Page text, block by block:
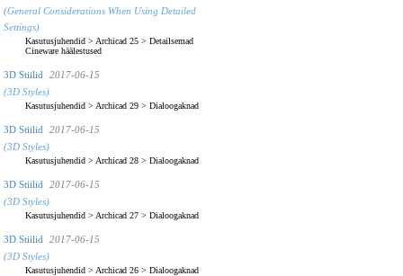
(General Considerations When Using Detailed
Settings)
Kasutusjuhendid > Archicad 25 > Detailsemad
Cineware häälestused
3D Stiilid
2017-06-15
(3D Styles)
Kasutusjuhendid > Archicad 29 > Dialoogaknad
3D Stiilid
2017-06-15
(3D Styles)
Kasutusjuhendid > Archicad 28 > Dialoogaknad
3D Stiilid
2017-06-15
(3D Styles)
Kasutusjuhendid > Archicad 27 > Dialoogaknad
3D Stiilid
2017-06-15
(3D Styles)
Kasutusjuhendid > Archicad 26 > Dialoogaknad